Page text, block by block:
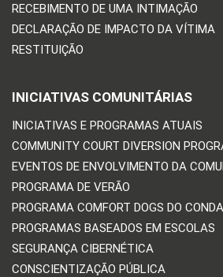
RECEBIMENTO DE UMA INTIMAÇÃO
DECLARAÇÃO DE IMPACTO DA VÍTIMA
RESTITUIÇÃO
INICIATIVAS COMUNITÁRIAS
INICIATIVAS E PROGRAMAS ATUAIS
COMMUNITY COURT DIVERSION
EVENTOS DE ENVOLVIMENTO DA
PROGRAMA DE VERÃO
PROGRAMA COMFORT DOGS DO
PROGRAMAS BASEADOS EM ESCOLAS
SEGURANÇA CIBERNÉTICA
CONSCIENTIZAÇÃO PÚBLICA